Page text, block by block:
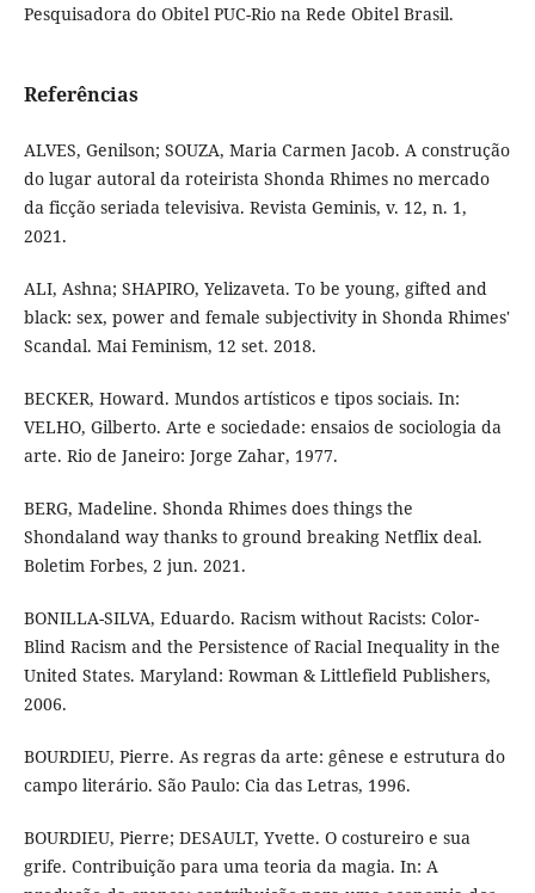
Pesquisadora do Obitel PUC-Rio na Rede Obitel Brasil.
Referências
ALVES, Genilson; SOUZA, Maria Carmen Jacob. A construção
do lugar autoral da roteirista Shonda Rhimes no mercado
da ficção seriada televisiva. Revista Geminis, v. 12, n. 1,
2021.
ALI, Ashna; SHAPIRO, Yelizaveta. To be young, gifted and
black: sex, power and female subjectivity in Shonda Rhimes'
Scandal. Mai Feminism, 12 set. 2018.
BECKER, Howard. Mundos artísticos e tipos sociais. In:
VELHO, Gilberto. Arte e sociedade: ensaios de sociologia da
arte. Rio de Janeiro: Jorge Zahar, 1977.
BERG, Madeline. Shonda Rhimes does things the
Shondaland way thanks to ground breaking Netflix deal.
Boletim Forbes, 2 jun. 2021.
BONILLA-SILVA, Eduardo. Racism without Racists: Color-
Blind Racism and the Persistence of Racial Inequality in the
United States. Maryland: Rowman & Littlefield Publishers,
2006.
BOURDIEU, Pierre. As regras da arte: gênese e estrutura do
campo literário. São Paulo: Cia das Letras, 1996.
BOURDIEU, Pierre; DESAULT, Yvette. O costureiro e sua
grife. Contribuição para uma teoria da magia. In: A